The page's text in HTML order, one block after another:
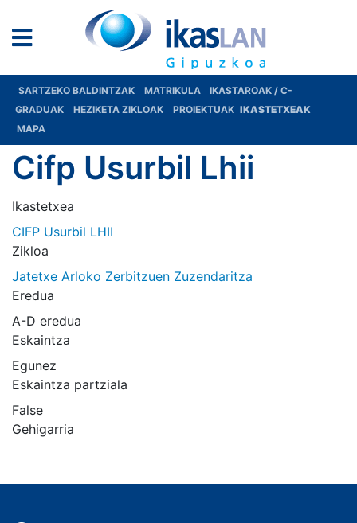
SARTZEKO BALDINTZAK MATRIKULA
IKASTAROAK / C-
GRADUAK
HEZIKETA ZIKLOAK PROIEKTUAK IKASTETXEAK
MAPA
Cifp Usurbil Lhii
Ikastetxea
CIFP Usurbil LHII
Zikloa
Jatetxe Arloko Zerbitzuen Zuzendaritza
Eredua
A-D eredua
Eskaintza
Egunez
Eskaintza partziala
False
Gehigarria